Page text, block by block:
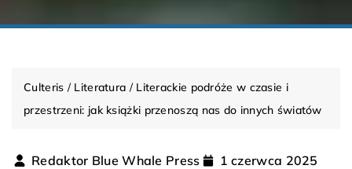
Culteris / Literatura / Literackie podróże w czasie i
przestrzeni: jak książki przenoszą nas do innych światów
Redaktor Blue Whale Press
1 czerwca 2025